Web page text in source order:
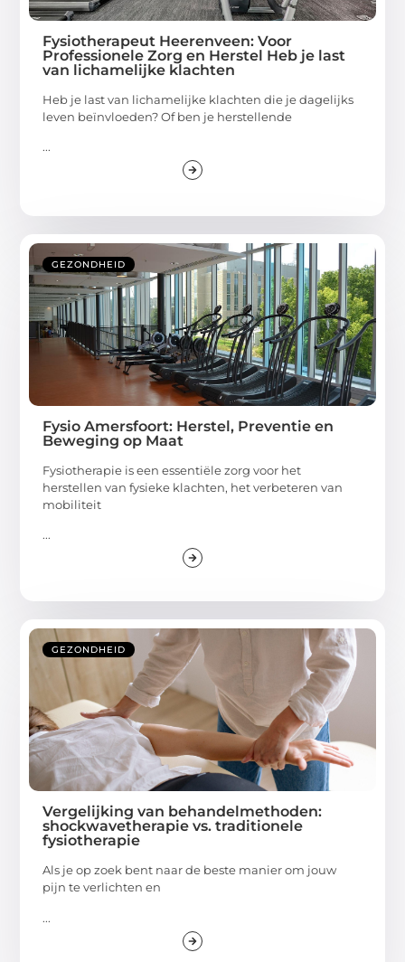
Fysiotherapeut Heerenveen: Voor
Professionele Zorg en Herstel Heb je last
van lichamelijke klachten
Heb je last van lichamelijke klachten die je dagelijks
leven beïnvloeden? Of ben je herstellende
...
GEZONDHEID
Fysio Amersfoort: Herstel, Preventie en
Beweging op Maat
Fysiotherapie is een essentiële zorg voor het
herstellen van fysieke klachten, het verbeteren van
mobiliteit
...
GEZONDHEID
Vergelijking van behandelmethoden:
shockwavetherapie vs. traditionele
fysiotherapie
Als je op zoek bent naar de beste manier om jouw
pijn te verlichten en
...